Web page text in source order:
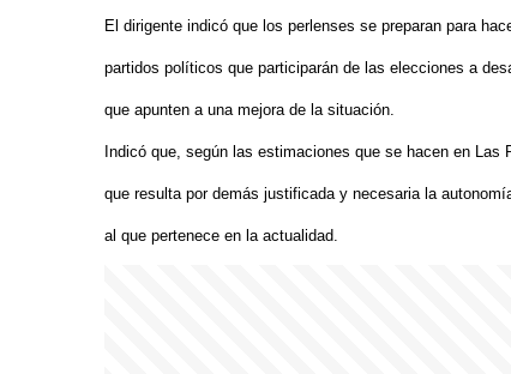
El dirigente indicó que los perlenses se preparan para
partidos políticos que participarán de las elecciones a
que apunten a una mejora de la situación.
Indicó que, según las estimaciones que se hacen en
que resulta por demás justificada y necesaria la
al que pertenece en la actualidad.